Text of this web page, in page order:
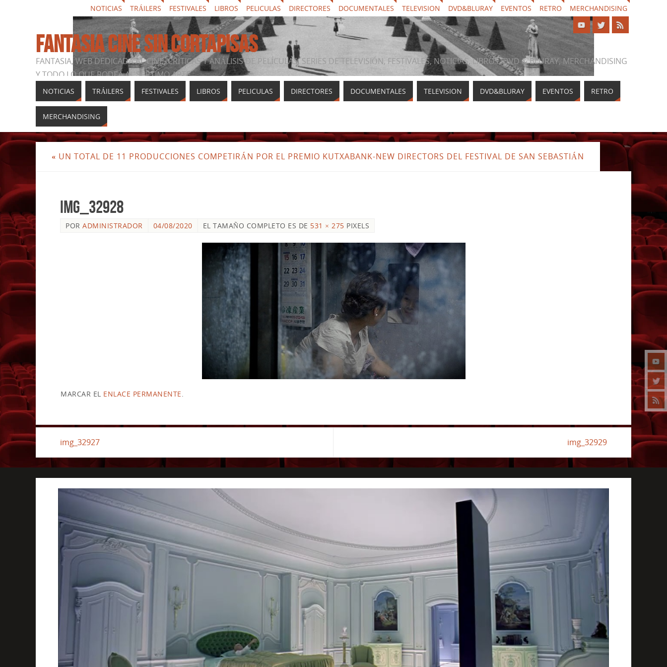
NOTICIAS TRÁILERS FESTIVALES LIBROS PELICULAS DIRECTORES DOCUMENTALES TELEVISION DVD&BLURAY EVENTOS RETRO MERCHANDISING
FANTASIA CINE SIN CORTAPISAS
FANTASIA, WEB DEDICADA AL CINE, CRÍTICAS Y ANÁLISIS DE PELÍCULAS, SERIES DE TELEVISIÓN, FESTIVALES, NOTICIAS, LIBROS, DVD & BLURAY, MERCHANDISING
Y TODO LO QUE RODEA AL SÉPTIMO ARTE
NOTICIAS TRÁILERS FESTIVALES LIBROS PELICULAS DIRECTORES DOCUMENTALES TELEVISION DVD&BLURAY EVENTOS RETRO
MERCHANDISING
« UN TOTAL DE 11 PRODUCCIONES COMPETIRÁN POR EL PREMIO KUTXABANK-NEW DIRECTORS DEL FESTIVAL DE SAN SEBASTIÁN
img_32928
POR ADMINISTRADOR 04/08/2020 EL TAMAÑO COMPLETO ES DE 531 × 275 PIXELS
MARCAR EL ENLACE PERMANENTE
img_32927 img_32929